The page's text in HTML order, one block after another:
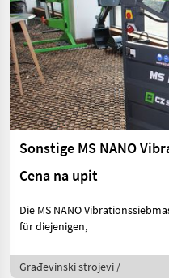
Sonstige MS NANO
Cena na upit
Die MS NANO
für diejenigen,
Građevinski strojevi /